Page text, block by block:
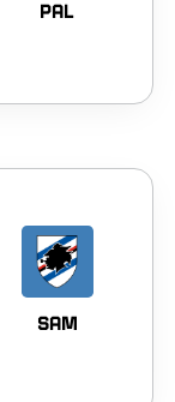
PAL
2026, Palermo -
SAM